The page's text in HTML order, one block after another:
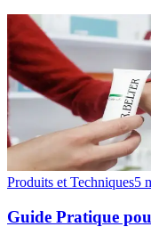
Produits et Techniques5
Guide Pratique